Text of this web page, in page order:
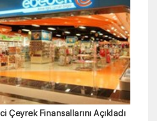
Çeyrek Finansallarını Açıkladı